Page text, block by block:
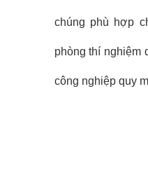
chúng phù hợp
phòng thí nghiệm
công nghiệp quy